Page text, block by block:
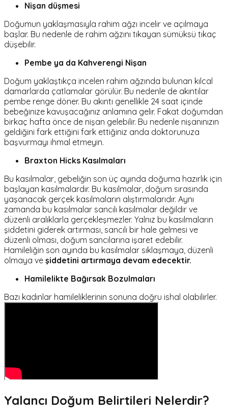
Nişan düşmesi
Doğumun yaklaşmasıyla rahim ağzı incelir ve açılmaya
başlar. Bu nedenle de rahim ağzını tıkayan sümüksü tıkaç
düşebilir.
Pembe ya da Kahverengi Nişan
Doğum yaklaştıkça incelen rahim ağzında bulunan kılcal
damarlarda çatlamalar görülür. Bu nedenle de akıntılar
pembe renge döner. Bu akıntı genellikle 24 saat içinde
bebeğinize kavuşacağınız anlamına gelir. Fakat doğumdan
birkaç hafta önce de nişan gelebilir. Bu nedenle nişanınızın
geldiğini fark ettiğini fark ettiğiniz anda doktorunuza
başvurmayı ihmal etmeyin.
Braxton Hicks Kasılmaları
Bu kasılmalar, gebeliğin son üç ayında doğuma hazırlık için
başlayan kasılmalardır. Bu kasılmalar, doğum sırasında
yaşanacak gerçek kasılmaların alıştırmalarıdır. Aynı
zamanda bu kasılmalar sancılı kasılmalar değildir ve
düzenli aralıklarla gerçekleşmezler. Yalnız bu kasılmaların
şiddetini giderek artırması, sancılı bir hale gelmesi ve
düzenli olması, doğum sancılarına işaret edebilir.
Hamileliğin son ayında bu kasılmalar sıklaşmaya, düzenli
olmaya ve şiddetini artırmaya devam edecektir.
Hamilelikte Bağırsak Bozulmaları
Bazı kadınlar hamileliklerinin sonuna doğru ishal olabilirler.
Yalancı Doğum Belirtileri Nelerdir?